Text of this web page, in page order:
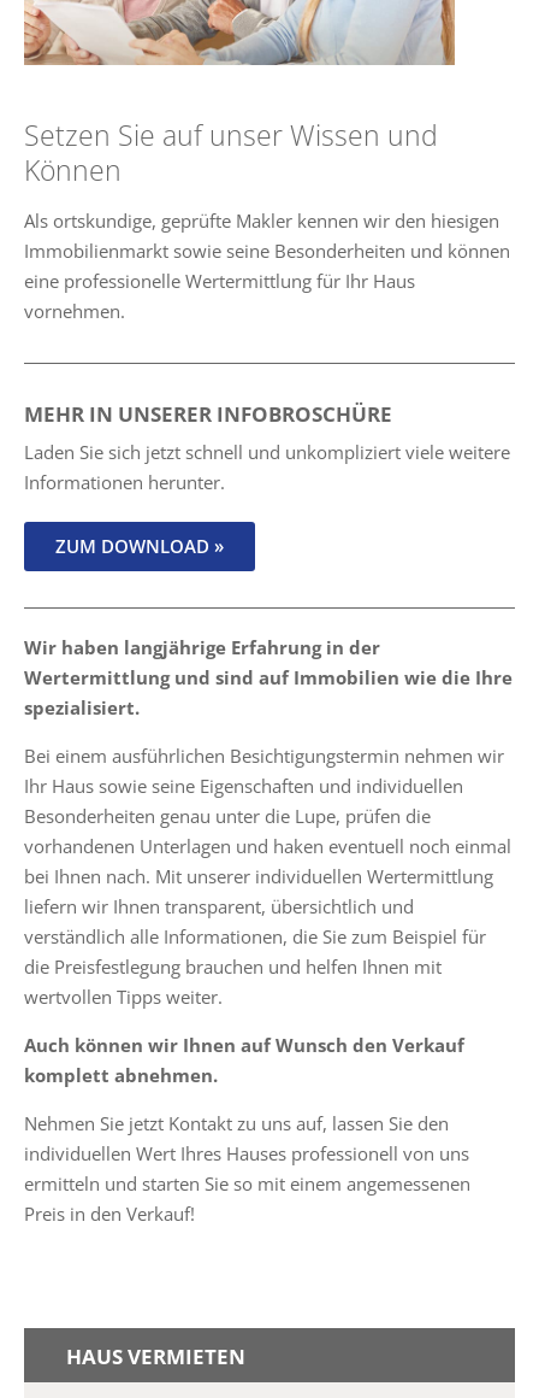
Setzen Sie auf unser Wissen und
Können
Als ortskundige, geprüfte Makler kennen wir den hiesigen
Immobilienmarkt sowie seine Besonderheiten und können
eine professionelle Wertermittlung für Ihr Haus
vornehmen.
MEHR IN UNSERER INFOBROSCHÜRE
Laden Sie sich jetzt schnell und unkompliziert viele weitere
Informationen herunter.
ZUM DOWNLOAD »
Wir haben langjährige Erfahrung in der
Wertermittlung und sind auf Immobilien wie die Ihre
spezialisiert.
Bei einem ausführlichen Besichtigungstermin nehmen wir
Ihr Haus sowie seine Eigenschaften und individuellen
Besonderheiten genau unter die Lupe, prüfen die
vorhandenen Unterlagen und haken eventuell noch einmal
bei Ihnen nach. Mit unserer individuellen Wertermittlung
liefern wir Ihnen transparent, übersichtlich und
verständlich alle Informationen, die Sie zum Beispiel für
die Preisfestlegung brauchen und helfen Ihnen mit
wertvollen Tipps weiter.
Auch können wir Ihnen auf Wunsch den Verkauf
komplett abnehmen.
Nehmen Sie jetzt Kontakt zu uns auf, lassen Sie den
individuellen Wert Ihres Hauses professionell von uns
ermitteln und starten Sie so mit einem angemessenen
Preis in den Verkauf!
HAUS VERMIETEN